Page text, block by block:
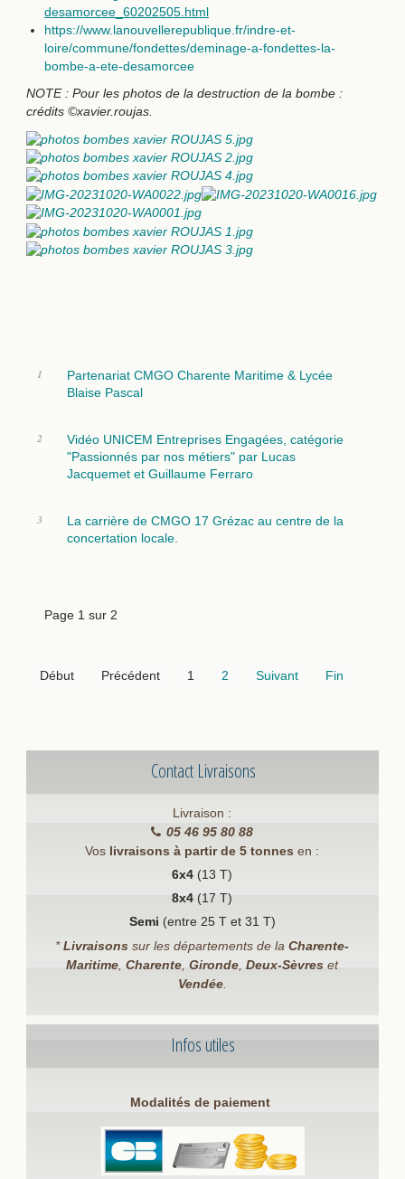
desamorcee_60202505.html
https://www.lanouvellerepublique.fr/indre-et-
loire/commune/fondettes/deminage-a-fondettes-la-
bombe-a-ete-desamorcee
NOTE : Pour les photos de la destruction de la bombe :
crédits ©xavier.roujas.
Partenariat CMGO Charente Maritime & Lycée
Blaise Pascal
Vidéo UNICEM Entreprises Engagées, catégorie
"Passionnés par nos métiers" par Lucas
Jacquemet et Guillaume Ferraro
La carrière de CMGO 17 Grézac au centre de la
concertation locale.
Page 1 sur 2
Début Précédent 1 2 Suivant Fin
Contact Livraisons
Livraison :
05 46 95 80 88
Vos livraisons à partir de 5 tonnes en :
6x4 (13 T)
8x4(17 T)
Semi (entre 25 T et 31 T)
*Livraisons sur les départements de laCharente-
Maritime,Charente,Gironde,Deux-Sèvres et
Vendée.
Infos utiles
Modalités de paiement